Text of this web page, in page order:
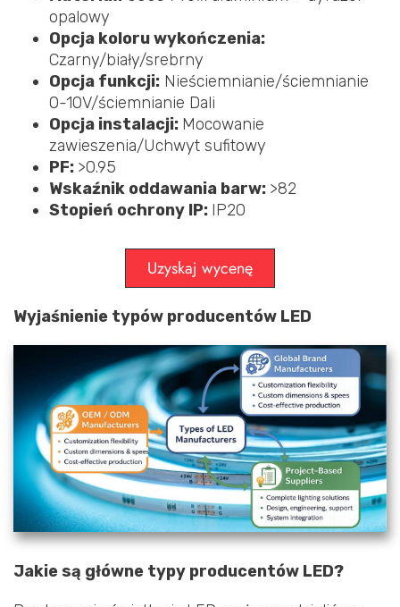
opalowy
Opcja koloru wykończenia:
Czarny/biały/srebrny
Opcja funkcji: Nieściemnianie/ściemnianie
0-10V/ściemnianie Dali
Opcja instalacji: Mocowanie
zawieszenia/Uchwyt sufitowy
PF: >0.95
Wskaźnik oddawania barw: >82
Stopień ochrony IP: IP20
Uzyskaj wycenę
Wyjaśnienie typów producentów LED
Jakie są główne typy producentów LED?